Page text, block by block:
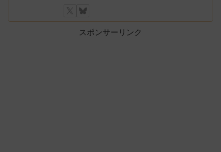
スポンサーリンク